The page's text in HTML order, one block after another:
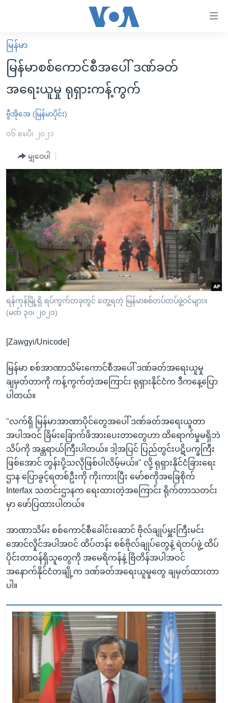
လွယ်ကူ
စေ
များ
ပင်မ
ကျော်
ပင်မ
ညွန်း
စာမျက်နှာ
သို့
ကျော်
ကြည့်
ရန်
ရန်
ကျော်
ရန်
မူလစာမျက်နှာ
မြန်မာ
ကမ္ဘာ့သတင်းများ
နိုင်ငံတကာ
အစ္စရေး-ပါလက်စတိုင်း
ဗွီဒီယို
သတင်းလွတ်လပ်ခွင့်
အင်္ဂလိပ်စာလေ့လာမယ်
အမေရိကန်သုံးအီဒီယံ
မကြေးမုံရဲ့ အင်္ဂလိပ်စာ
ရုပ်ရှင်ထဲက အင်္ဂလိပ်စာ
သုတပဒေသာ အင်္ဂလိပ်စာ
အပတ်စဉ်ကဏ္ဍများ
တီဗွီ
ရေဒီယိုနှင့်ရုပ်သံ အချက်အလက်များ
ရေဒီယို/တီဗွီအစီအစဉ်
Learning English
ဗွီအိုအေ လူမှုကွန်ယက်များ
မြန်မာ
မြန်မာစစ်ကောင်စီအပေါ် ဒဏ်ခတ်
အရေးယူမှု ရုရှားကန့်ကွက်
ဗွီအိုအေ (မြန်မာပိုင်း)
၀၆ ဧၿပီ၊ ၂၀၂၁
မျှဝေပါ
ရန်ကုန်မြို့ရှိ ရပ်ကွက်တခုတွင် တွေ့ရတဲ့ မြန်မာစစ်တပ်တပ်ဖွဲ့ဝင်များ။
(မတ် ၃၀၊ ၂၀၂၁)
[Zawgyi/Unicode]
မြန်မာ စစ်အာဏာသိမ်းကောင်စီအပေါ် ဒဏ်ခတ်အရေးယူမှု
ချမှတ်တာကို ကန့်ကွက်တဲ့အကြောင်း ရုရှားနိုင်ငံက ဒီကနေ့ပြော
ပါတယ်။
"လက်ရှိ မြန်မာအာဏာပိုင်တွေအပေါ် ဒဏ်ခတ်အရေးယူတာ
အပါအဝင် ခြိမ်းခြောက်ဖိအားပေးတာတွေဟာ ထိရောက်မှုမရှိဘဲ
သိပ်ကို အန္တရာယ်ကြီးပါတယ်။ ဒါ့အပြင် ပြည်တွင်းပဋိပက္ခကြီး
ဖြစ်အောင် တွန်းပို့သလိုဖြစ်ပါလိမ့်မယ်။" လို့ ရုရှားနိုင်ငံခြားရေး
ဌာန ပြောခွင့်ရတစ်ဦးကို ကိုးကားပြီး မော်စကိုအခြေစိုက်
Interfax သတင်းဌာနက ရေးထားတဲ့အကြောင်း ရိုက်တာသတင်း
မှာ ဖော်ပြထားပါတယ်။
အာဏာသိမ်း စစ်ကောင်စီခေါင်းဆောင် ဗိုလ်ချုပ်မှူးကြီးမင်း
အောင်လှိုင်အပါအဝင် ထိပ်တန်း စစ်ဗိုလ်ချုပ်တွေနဲ့ ရဲတပ်ဖွဲ့ ထိပ်
ပိုင်းတာဝန်ရှိသူတွေကို အမေရိကန်နဲ့ ဗြိတိန်အပါအဝင်
အနောက်နိုင်ငံတချို့က ဒဏ်ခတ်အရေးယူမှုတွေ ချမှတ်ထားတာ
ပါ။